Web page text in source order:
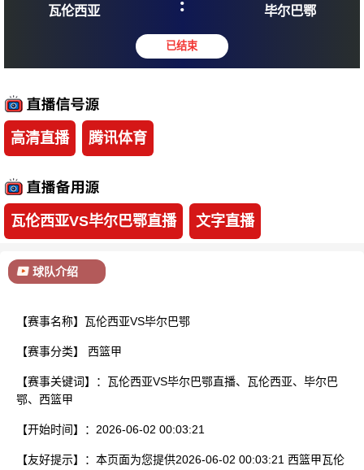
2026-06-02 00:03:21
:
高清直播 腾讯体育
瓦伦西亚VS毕尔巴鄂直播 文字直播
球队介绍
【赛事名称】瓦伦西亚VS毕尔巴鄂
【赛事分类】 西篮甲
【赛事关键词】：瓦伦西亚VS毕尔巴鄂直播、瓦伦西亚、毕尔巴
鄂、西篮甲
【开始时间】：2026-06-02 00:03:21
【友好提示】：本页面为您提供2026-06-02 00:03:21 西篮甲瓦伦